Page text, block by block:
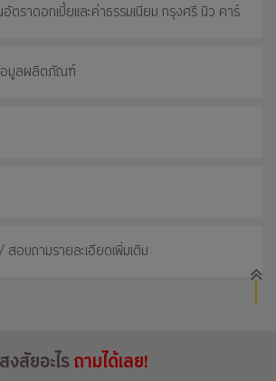
ราดอกเบี้ยและค่าธรรมเนียม กรุงศรี นิว คาร์
อมูลผลิตภัณฑ์
อบถามรายละเอียดเพิ่มเติม
สงสัยอะไรถามได้เลย!